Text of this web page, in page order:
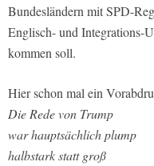
Bundesländern mit SPD-
Englisch- und Integrations-
kommen soll.
Hier schon mal ein
Die Rede von Trump
war hauptsächlich plump
halbstark statt groß